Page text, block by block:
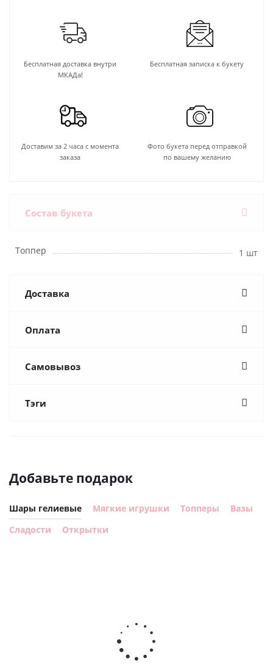
Бесплатная доставка внутри
МКАДа!
Бесплатная записка к букету
Доставим за 2 часа с момента
заказа
Фото букета перед отправкой
по вашему желанию
Состав букета
Топпер 1 шт
Доставка
Оплата
Самовывоз
Тэги
Добавьте подарок
Шары гелиевые Мягкие игрушки Топперы
Вазы
Сладости
Открытки
Шар с
днем
рождения,
с